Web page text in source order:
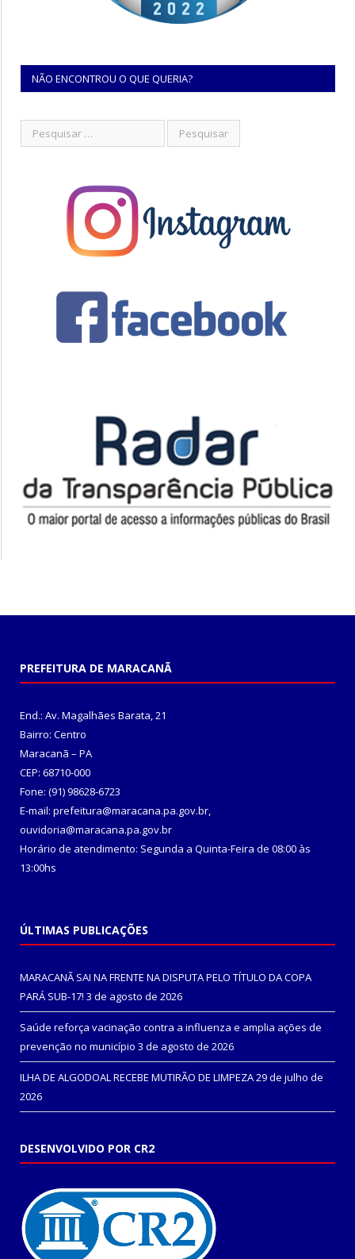
NÃO ENCONTROU O QUE QUERIA?
PREFEITURA DE MARACANÃ
End.: Av. Magalhães Barata, 21
Bairro: Centro
Maracanã – PA
CEP: 68710-000
Fone: (91) 98628-6723
E-mail: prefeitura@maracana.pa.gov.br,
ouvidoria@maracana.pa.gov.br
Horário de atendimento: Segunda a Quinta-Feira de 08:00 às
13:00hs
ÚLTIMAS PUBLICAÇÕES
MARACANÃ SAI NA FRENTE NA DISPUTA PELO TÍTULO DA COPA
PARÁ SUB-17! 3 de agosto de 2026
Saúde reforça vacinação contra a influenza e amplia ações de
prevenção no município 3 de agosto de 2026
ILHA DE ALGODOAL RECEBE MUTIRÃO DE LIMPEZA29 de julho de
2026
DESENVOLVIDO POR CR2